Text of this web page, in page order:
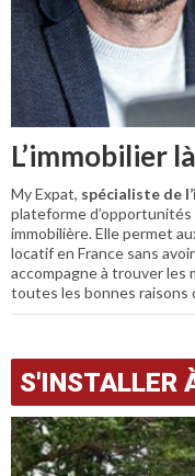
L’immobilier
My Expat, spécialiste de
plateforme
immobilière. Elle permet
locatif en France sans
accompagne à trouver
toutes les bonnes raisons
S'INSTALLER